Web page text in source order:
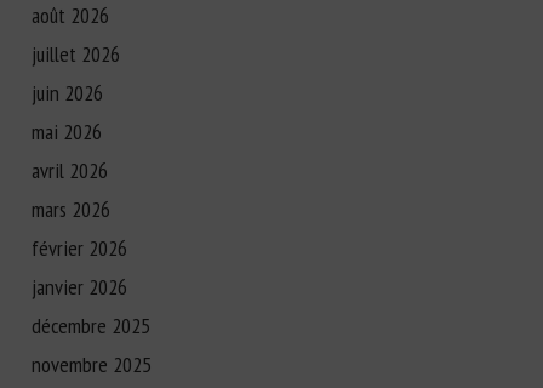
août 2026
juillet 2026
juin 2026
mai 2026
avril 2026
mars 2026
février 2026
janvier 2026
décembre 2025
novembre 2025